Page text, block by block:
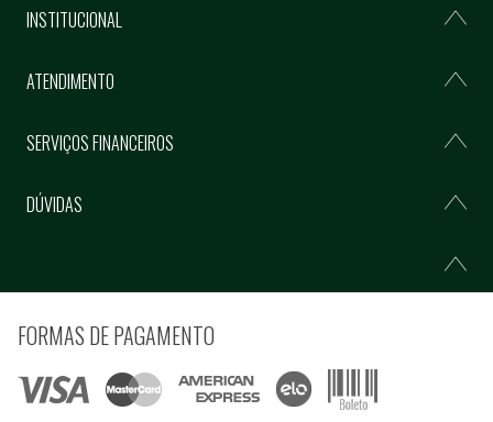
INSTITUCIONAL
ATENDIMENTO
SERVIÇOS FINANCEIROS
DÚVIDAS
FORMAS DE PAGAMENTO